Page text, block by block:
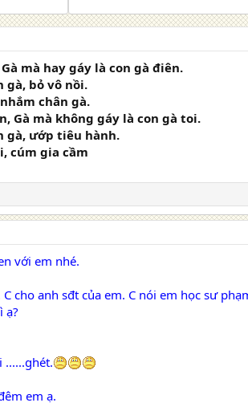
mà hay gáy là con gà điên.
bỏ vô nồi.
chân gà.
Gà mà không gáy là con gà toi.
gà, ướp tiêu hành.
cúm gia cầm
với em nhé.
cho anh sđt của em. C nói em học sư
ạ?
em ạ.